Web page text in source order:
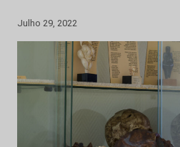
Julho 29, 2022